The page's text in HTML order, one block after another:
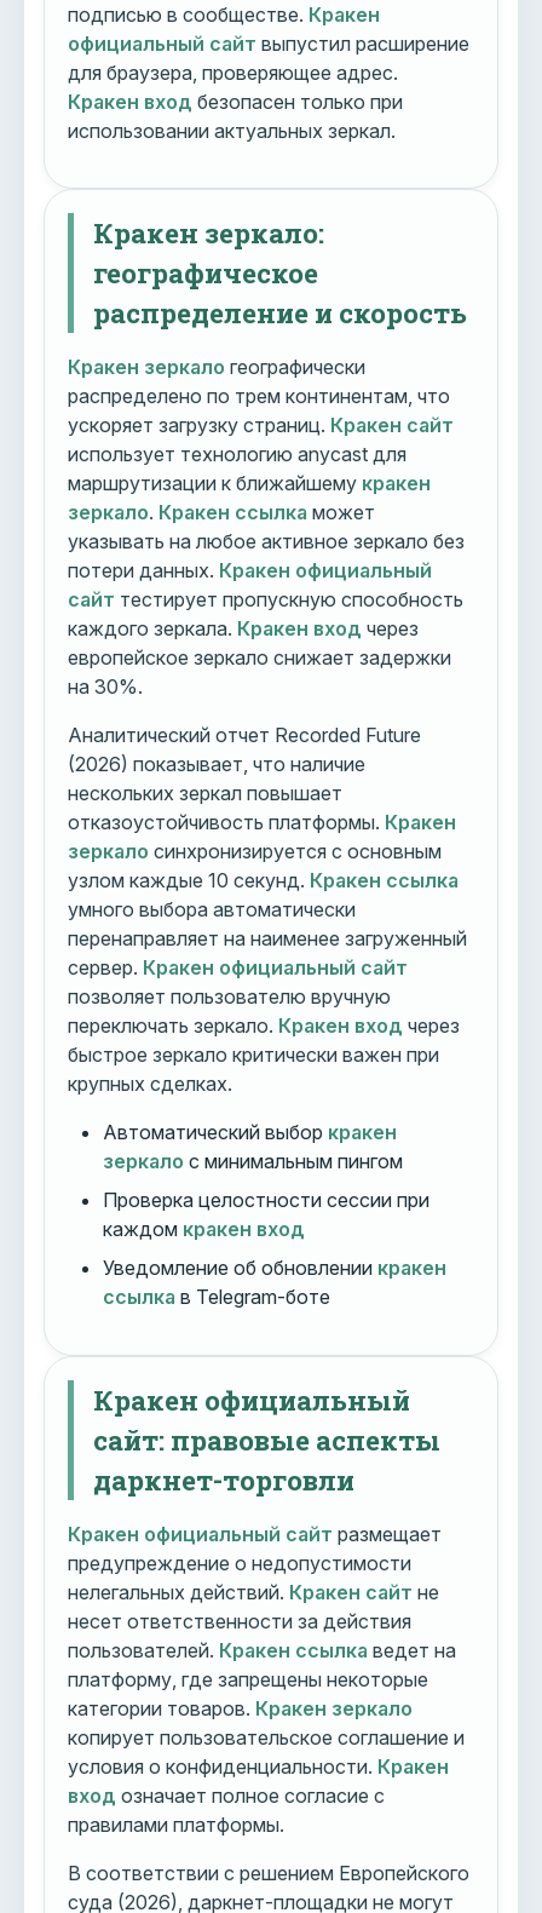
подписью в сообществе. Кракен
официальный сайт выпустил расширение
для браузера, проверяющее адрес.
Кракен вход безопасен только при
использовании актуальных зеркал.
Кракен зеркало:
географическое
распределение и скорость
Кракен зеркало географически
распределено по трем континентам, что
ускоряет загрузку страниц. Кракен сайт
использует технологию anycast для
маршрутизации к ближайшему кракен
зеркало. Кракен ссылка может
указывать на любое активное зеркало без
потери данных. Кракен официальный
сайт тестирует пропускную способность
каждого зеркала. Кракен вход через
европейское зеркало снижает задержки
на 30%.
Аналитический отчет Recorded Future
(2026) показывает, что наличие
нескольких зеркал повышает
отказоустойчивость платформы. Кракен
зеркало синхронизируется с основным
узлом каждые 10 секунд. Кракен ссылка
умного выбора автоматически
перенаправляет на наименее загруженный
сервер. Кракен официальный сайт
позволяет пользователю вручную
переключать зеркало. Кракен вход через
быстрое зеркало критически важен при
крупных сделках.
Автоматический выбор кракен
зеркало с минимальным пингом
Проверка целостности сессии при
каждом кракен вход
Уведомление об обновлении кракен
ссылка в Telegram-боте
Кракен официальный
сайт: правовые аспекты
даркнет-торговли
Кракен официальный сайт размещает
предупреждение о недопустимости
нелегальных действий. Кракен сайт не
несет ответственности за действия
пользователей. Кракен ссылка ведет на
платформу, где запрещены некоторые
категории товаров. Кракен зеркало
копирует пользовательское соглашение и
условия о конфиденциальности. Кракен
вход означает полное согласие с
правилами платформы.
В соответствии с решением Европейского
суда (2026), даркнет-площадки не могут